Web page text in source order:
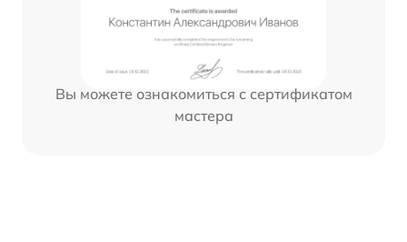
Вы можете ознакомиться с сертификатом
мастера